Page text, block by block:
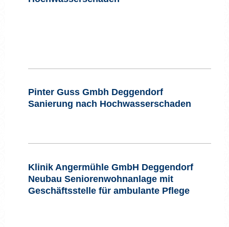
Pinter Guss Gmbh Deggendorf
Sanierung nach Hochwasserschaden
Klinik Angermühle GmbH Deggendorf
Neubau Seniorenwohnanlage mit
Geschäftsstelle für ambulante Pflege